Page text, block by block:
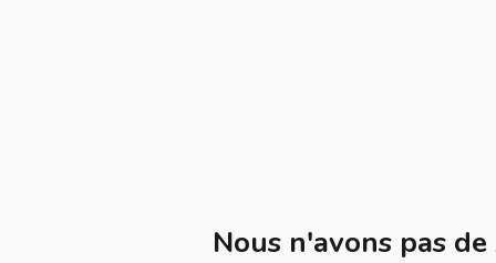
Nous n'avons pas